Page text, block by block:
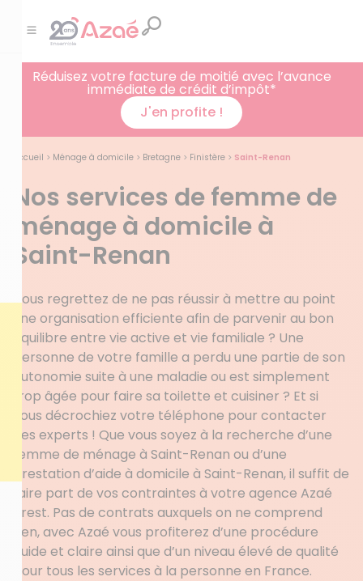
Réduisez votre facture de moitié avec l’avance
immédiate de crédit d’impôt*
J'en profite !
Accueil > Ménage à domicile > Bretagne > Finistère > Saint-Renan
Nos services de femme de
ménage à domicile à
Saint-Renan
Vous regrettez de ne pas réussir à mettre au point
une organisation efficiente afin de parvenir au bon
équilibre entre vie active et vie familiale ? Une
personne de votre famille a perdu une partie de son
autonomie suite à une maladie ou est simplement
trop âgée pour faire sa toilette et cuisiner ? Et si
vous décrochiez votre téléphone pour contacter
des experts ! Que vous soyez à la recherche d’une
femme de ménage à Saint-Renan ou d’une
prestation d’aide à domicile à Saint-Renan, il suffit de
faire part de vos contraintes à votre agence Azaé
Brest. Pas de contrats auxquels on ne comprend
rien, avec Azaé vous profiterez d’une procédure
fluide et claire ainsi que d’un niveau élevé de qualité
pour tous les services à la personne en France.